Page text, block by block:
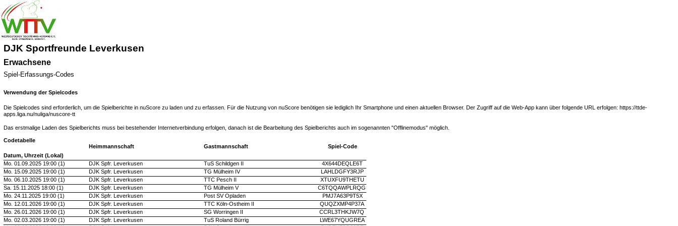
DJK Sportfreunde Leverkusen
Erwachsene
Spiel-Erfassungs-Codes
Verwendung der Spielcodes
Die Spielcodes sind erforderlich, um die Spielberichte in nuScore zu laden und zu erfassen. Für die Nutzung von nuScore benötigen sie lediglich Ihr Smartphone und einen aktuellen Browser. Der Zugriff auf die Web-App kann über folgende URL erfolgen: https://ttde-
apps.liga.nu/nuliga/nuscore-tt
Das erstmalige Laden des Spielberichts muss bei bestehender Internetverbindung erfolgen, danach ist die Bearbeitung des Spielberichts auch im sogenannten "Offlinemodus" möglich.
Codetabelle
Datum, Uhrzeit (Lokal)
Heimmannschaft Gastmannschaft Spiel-Code
Mo. 01.09.2025 19:00 (1) DJK Spfr. Leverkusen TuS Schildgen II
4X644DEQLE6T
Mo. 15.09.2025 19:00 (1)
DJK Spfr. Leverkusen TG Mülheim IV
LAHLDGFY3RJP
Mo. 06.10.2025 19:00 (1)
DJK Spfr. Leverkusen TTC Pesch II
XTUXFU9THETU
Sa. 15.11.2025 18:00 (1)
DJK Spfr. Leverkusen TG Mülheim V
C6TQQAWPLRQG
Mo. 24.11.2025 19:00 (1)
DJK Spfr. Leverkusen Post SV Opladen
PMJ7A63P9T5X
Mo. 12.01.2026 19:00 (1)
DJK Spfr. Leverkusen TTC Köln-Ostheim II
QUQZXMP4P37A
Mo. 26.01.2026 19:00 (1)
DJK Spfr. Leverkusen SG Worringen II
CCRL3THKJW7Q
Mo. 02.03.2026 19:00 (1)
DJK Spfr. Leverkusen TuS Roland Bürrig
LWE67YQUGREA